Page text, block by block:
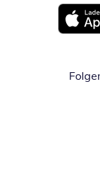
Öffnet